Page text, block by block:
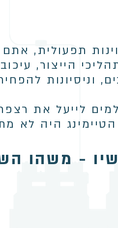
תפעולית,
הייצור,
וניסיונות
לייעל את
הטיימינג היה לא
- משהו